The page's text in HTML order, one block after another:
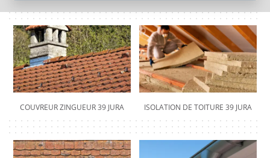
COUVREUR ZINGUEUR 39 JURA ISOLATION DE TOITURE 39 JURA